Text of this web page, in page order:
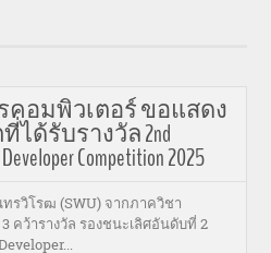
อมพิวเตอร์ ขอแสดง
ด้รับรางวัล 2nd
Competition 2025
วิโรฒ (SWU) จากภาควิชา
คว้ารางวัล รองชนะเลิศอันดับที่ 2